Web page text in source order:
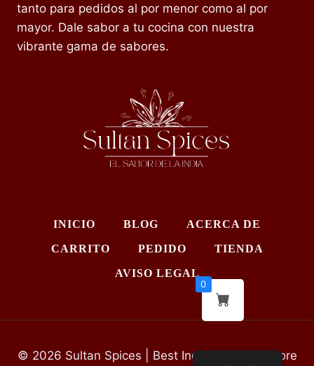
tanto para pedidos al por menor como al por
mayor. Dale sabor a tu cocina con nuestra
vibrante gama de sabores.
INICIO BLOG ACERCA DE
CARRITO PEDIDO TIENDA
AVISO LEGAL
© 2026 Sultan Spices | Best Indian Grocery Store
0